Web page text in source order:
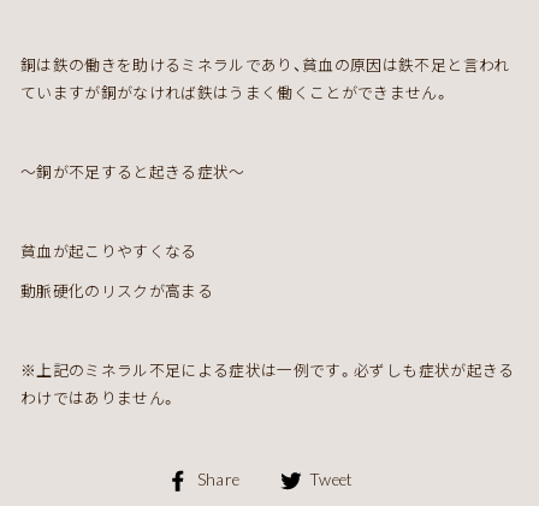
銅は鉄の働きを助けるミネラルであり、貧血の原因は鉄不足と言われ
ていますが銅がなければ鉄はうまく働くことができません。
～銅が不足すると起きる症状～
貧血が起こりやすくなる
動脈硬化のリスクが高まる
※ 上記のミネラル不足による症状は一例です。必ずしも症状が起きる
わけではありません。
Share
FacebookTweet